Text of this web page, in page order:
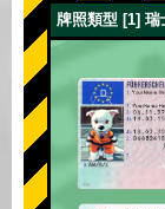
牌照類型 [1] 瑞